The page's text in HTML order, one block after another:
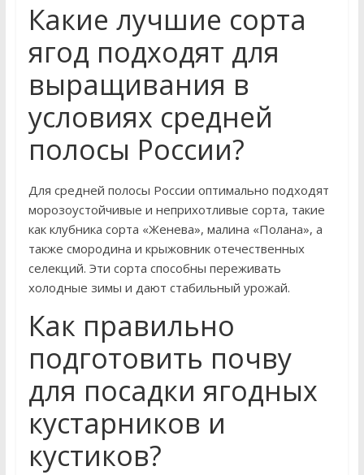
Какие лучшие сорта
ягод подходят для
выращивания в
условиях средней
полосы России?
Для средней полосы России оптимально подходят
морозоустойчивые и неприхотливые сорта, такие
как клубника сорта «Женева», малина «Полана», а
также смородина и крыжовник отечественных
селекций. Эти сорта способны переживать
холодные зимы и дают стабильный урожай.
Как правильно
подготовить почву
для посадки ягодных
кустарников и
кустиков?